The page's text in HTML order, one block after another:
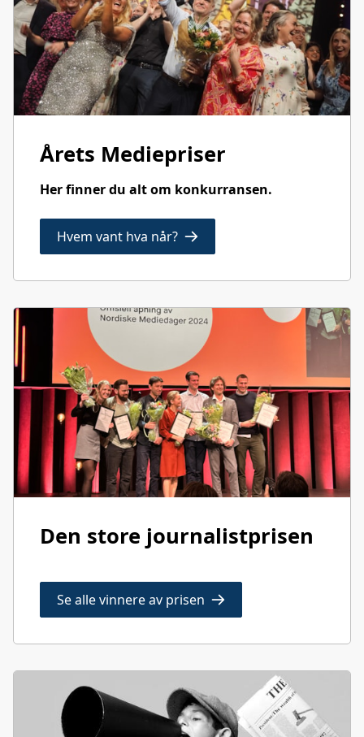
Årets Mediepriser
Her finner du alt om konkurransen.
Hvem vant hva når?
Den store journalistprisen
Se alle vinnere av prisen